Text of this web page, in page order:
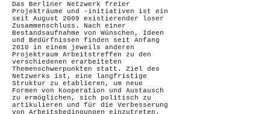
Das Berliner Netzwerk freier
Projekträume und -initiativen ist ein
seit August 2009 existierender loser
Zusammenschluss. Nach einer
Bestandsaufnahme von Wünschen, Ideen
und Bedürfnissen finden seit Anfang
2010 in einem jeweils anderen
Projektraum Arbeitstreffen zu den
verschiedenen erarbeiteten
Themenschwerpunkten statt. Ziel des
Netzwerks ist, eine langfristige
Struktur zu etablieren, um neue
Formen von Kooperation und Austausch
zu ermöglichen, sich politisch zu
artikulieren und für die Verbesserung
von Arbeitsbedingungen einzutreten.